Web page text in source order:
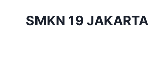
SMKN 19 JAKARTA